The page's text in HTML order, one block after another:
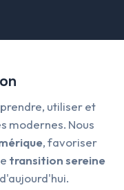
utiliser et
modernes. Nous
, favoriser
transition sereine